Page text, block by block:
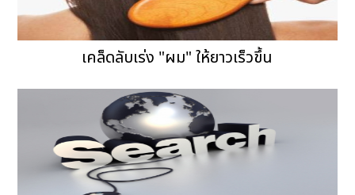
เคล็ดลับเร่ง "ผม" ให้ยาวเร็วขึ้น